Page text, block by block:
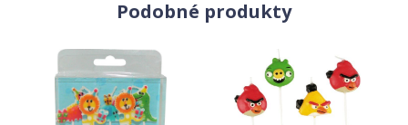
Podobné produkty